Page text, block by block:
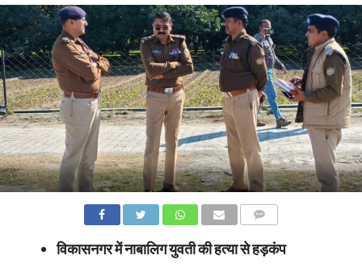
विकासनगर में नाबालिग युवती की हत्या से हड़कंप